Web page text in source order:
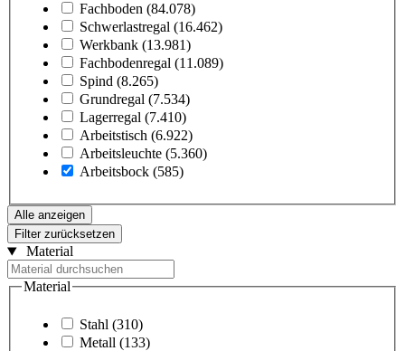
Fachboden (84.078)
Schwerlastregal (16.462)
Werkbank (13.981)
Fachbodenregal (11.089)
Spind (8.265)
Grundregal (7.534)
Lagerregal (7.410)
Arbeitstisch (6.922)
Arbeitsleuchte (5.360)
Arbeitsbock (585)
Alle anzeigen
Filter zurücksetzen
Material
Material
Stahl (310)
Metall (133)